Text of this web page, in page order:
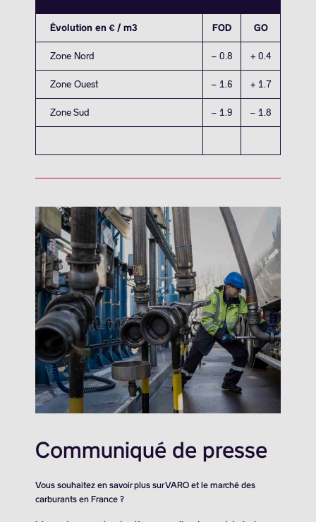
Évolution en € / m3 FOD GO
Zone Nord – 0.8 + 0.4
Zone Ouest – 1.6 + 1.7
Zone Sud – 1.9 – 1.8
Communiqué de presse
Vous souhaitez en savoir plus sur VARO et le marché des
carburants en France ?